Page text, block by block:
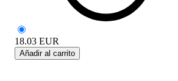
18.03 EUR
Añadir al carrito